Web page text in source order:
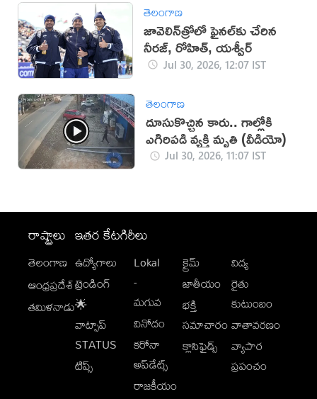
తెలంగాణ
జావెలిన్‌త్రోలో ఫైనల్‌కు చేరిన
నీరజ్‌, రోహిత్‌, యశ్వీర్‌
Jul 30, 2026, 12:07 IST
తెలంగాణ
దూసుకొచ్చిన కారు.. గాల్లోకి
ఎగిరిపడి వ్యక్తి మృతి (వీడియో)
Jul 30, 2026, 11:07 IST
రాష్ట్రాలు
తెలంగాణ
ఆంధ్రప్రదేశ్
తమిళనాడు
ఇతర కేటగిరీలు
ఉద్యోగాలు
ట్రెండింగ్
🌟
వాట్సాప్
STATUS
టిప్స్
Lokal
-
మగువ
వినోదం
కరోనా
అప్‌డేట్స్
రాజకీయం
క్రైమ్
జాతీయం
భక్తి
సమాచారం
క్లాసిఫైడ్స్
విద్య
రైతు
కుటుంబం
వాతావరణం
వ్యాపార
ప్రపంచం